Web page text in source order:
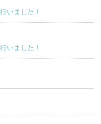
いました！
いました！